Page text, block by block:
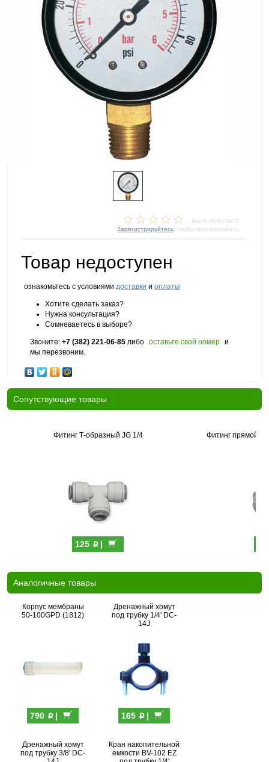
- всего голосов: 0
Зарегистрируйтесь , чтобы проголосовать
Товар недоступен
ознакомьтесь с условиями доставки и оплаты
Хотите сделать заказ?
Нужна консультация?
Сомневаетесь в выборе?
Звоните: +7 (382) 221-06-85 либо оставьте свой номер и
мы перезвоним.
Cопутствующие товары
Фитинг Т-образный JG 1/4
125 p|
Фитинг прямой,
Аналогичные товары
Корпус мембраны
50-100GPD (1812)
790 p|
Дренажный хомут
под трубку 1/4' DC-
14J
165 p|
Дренажный хомут
под трубку 3/8' DC-
Кран накопительной
емкости BV-102 EZ